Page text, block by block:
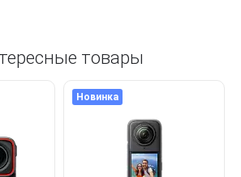
товары
Новинка